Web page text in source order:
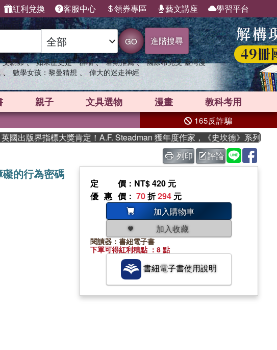
紅利兌換 客服中心 領券專區 藝文講座 學習平台
GO 進階搜尋
父親節 、 如果歷史是一群喵 、 暑期推薦 、 國際布克獎 臺灣漫
、 數學女孩：黎曼猜想 、 偉大的迷走神經
親子 文具選物 漫畫 教科考用
165反詐騙
出版界指標大獎肯定！A.F. Steadman 獲年度作家，《史坎德》系列帶你踏
列印 評論
礙的行為密碼
定價 ：NT$ 420 元
優惠價 ： 70折294 元
加入購物車
加入收藏
閱讀器：書紐電子書
下單可得紅利積點 ：8 點
書紐電子書使用說明